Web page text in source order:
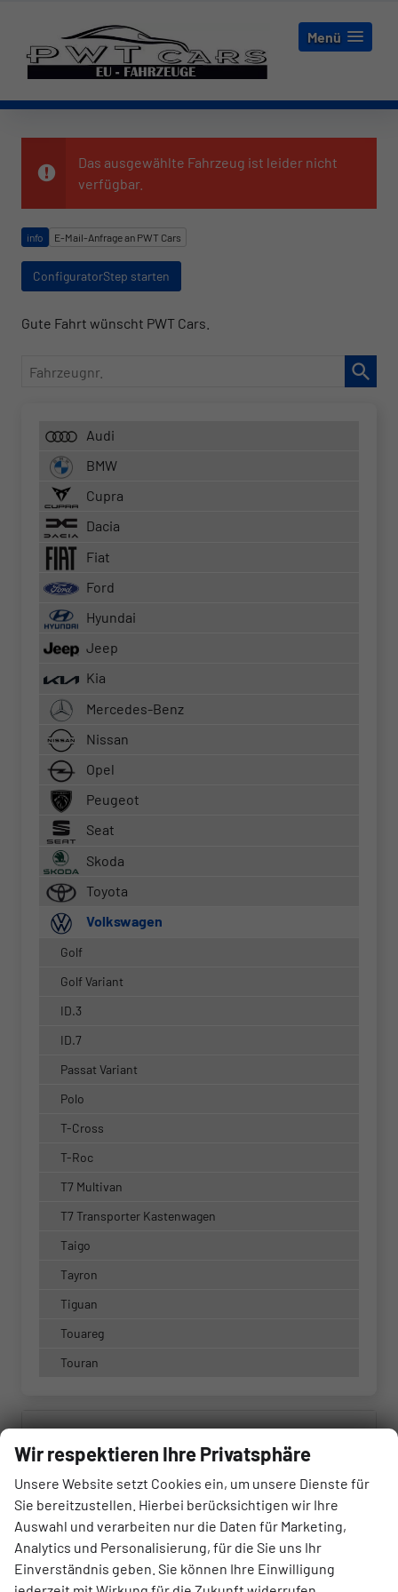
Menü
Das ausgewählte Fahrzeug ist leider nicht
verfügbar.
info E-Mail-Anfrage an PWT Cars
ConfiguratorStep starten
Gute Fahrt wünscht PWT Cars.
Fahrzeugnr.
Audi
BMW
Cupra
Dacia
Fiat
Ford
Hyundai
Jeep
Kia
Mercedes-Benz
Nissan
Opel
Peugeot
Seat
Skoda
Toyota
Volkswagen
Golf
Golf Variant
ID.3
ID.7
Passat Variant
Polo
T-Cross
T-Roc
T7 Multivan
T7 Transporter Kastenwagen
Taigo
Tayron
Tiguan
Touareg
Touran
alles ausgewählt
alles ausgewählt
Wir respektieren Ihre Privatsphäre
Unsere Website setzt Cookies ein, um unsere Dienste für
Sie bereitzustellen. Hierbei berücksichtigen wir Ihre
Auswahl und verarbeiten nur die Daten für Marketing,
Analytics und Personalisierung, für die Sie uns Ihr
Einverständnis geben. Sie können Ihre Einwilligung